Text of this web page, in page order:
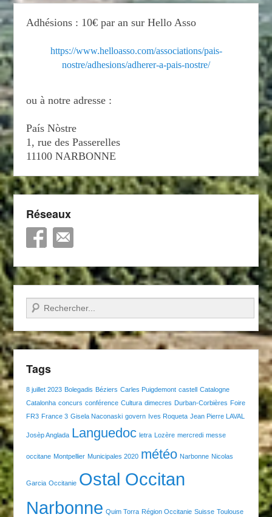
Adhésions : 10€ par an sur Hello Asso
https://www.helloasso.com/associations/pais-
nostre/adhesions/adherer-a-pais-nostre/
ou à notre adresse :
País Nòstre
1, rue des Passerelles
11100 NARBONNE
Réseaux
Recherche
Tags
8 juillet 2023 Bolegadis Béziers Carles Puigdemont castell Catalogne
Catalonha concurs conférence Cultura dimecres Durban-Corbières Foire
FR3 France 3 Gisela Naconaski govern Ives Roqueta Jean Pierre LAVAL
Josèp Anglada Languedoc letra Lozère mercredi messe
occitane Montpellier Municipales 2020 météo Narbonne Nicolas
Garcia Occitanie Ostal Occitan
Narbonne Quim Torra Région Occitanie Suisse Toulouse